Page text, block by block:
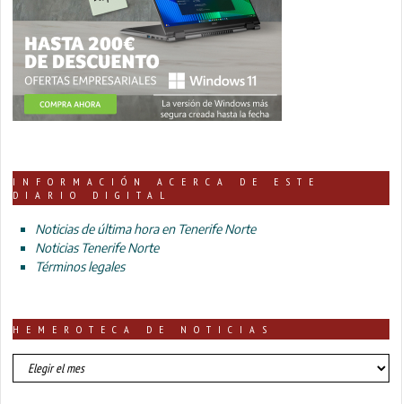
INFORMACIÓN ACERCA DE ESTE
DIARIO DIGITAL
Noticias de última hora en Tenerife Norte
Noticias Tenerife Norte
Términos legales
HEMEROTECA DE NOTICIAS
HEMEROTECA
DE